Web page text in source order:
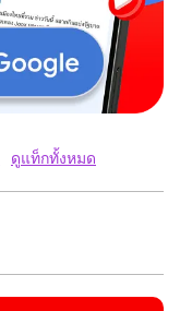
ดูแท็กทั้งหมด